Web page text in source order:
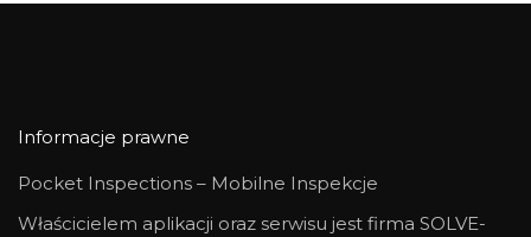
Informacje prawne
Pocket Inspections – Mobilne Inspekcje
Właścicielem aplikacji oraz serwisu jest firma SOLVE-